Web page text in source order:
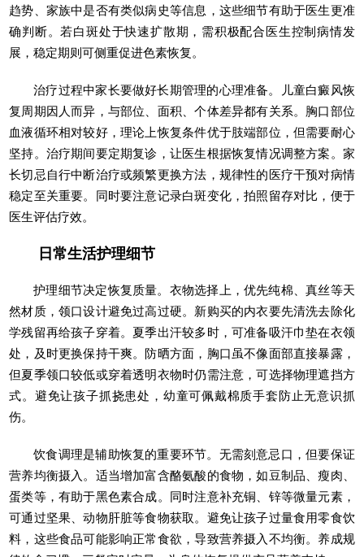
趋势、家族中是否有类似病史等信息，这些细节有助于医生更准
确判断。若白斑处于快速扩散期，需积极配合医生控制病情发
展，稳定期则可侧重促进色素恢复。
治疗过程中家长要做好长期管理的心理准备。儿童白癜风恢
复周期因人而异，与部位、面积、个体差异都有关系。胸口部位
血液循环相对较好，理论上恢复条件优于肢端部位，但需要耐心
坚持。治疗期间要定期复诊，让医生根据恢复情况调整方案。家
长切忌自行中断治疗或频繁更换方法，规律性的医疗干预对病情
稳定至关重要。同时要注意记录白斑变化，拍照留存对比，便于
医生评估疗效。
日常生活护理细节
护理细节决定恢复质量。衣物选择上，优先纯棉、真丝等天
然材质，领口设计避免过高过硬。新购买的内衣要先清洗去除化
学残留再给孩子穿着。夏季出汗较多时，可准备吸汗巾垫在衣领
处，及时更换保持干爽。防晒方面，胸口虽不像面部直接暴露，
但夏季领口较低或穿着透明衣物时仍需注意，可选择物理遮挡方
式。避免让孩子抓挠患处，幼童可佩戴棉质手套防止无意识抓
伤。
饮食调理是辅助恢复的重要环节。无需刻意忌口，但要保证
营养均衡摄入。适当增加富含酪氨酸的食物，如豆制品、瘦肉、
蛋类等，有助于黑色素合成。同时注意补充铜、锌等微量元素，
可通过坚果、动物肝脏等食物获取。避免让孩子过量食用零食饮
料，这些食品可能影响正常食欲，导致营养摄入不均衡。养成规